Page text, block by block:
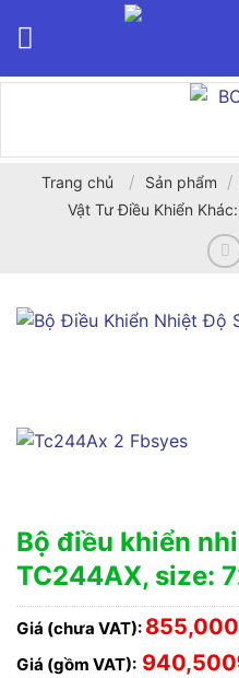
Trang chủ / Sản phẩm /
Vật Tư Điều Khiển
Bộ điều khiển
TC244AX, size:
Giá (chưa VAT): 855,000
Giá (gồm VAT): 940,500